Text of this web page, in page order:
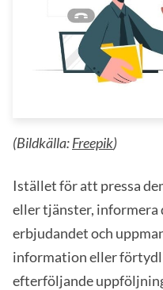
(Bildkälla:Freepik)
Istället för att pressa
eller tjänster, informera
erbjudandet och
information eller
efterföljande